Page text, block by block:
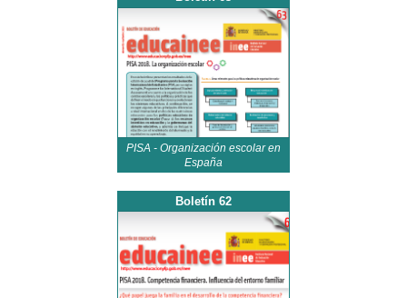
PISA - Organización escolar en
España
Boletín 62